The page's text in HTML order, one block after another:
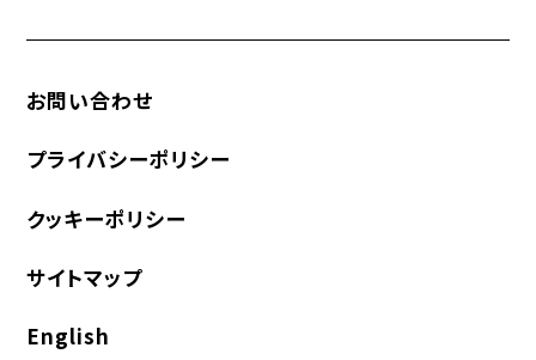
お問い合わせ
プライバシーポリシー
クッキーポリシー
サイトマップ
English